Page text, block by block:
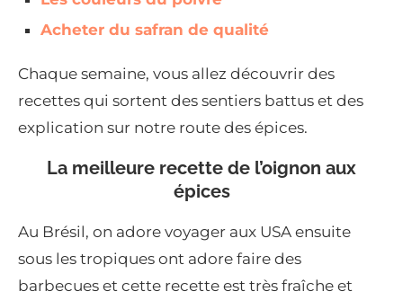
Acheter du safran de qualité
Chaque semaine, vous allez découvrir des
recettes qui sortent des sentiers battus et des
explication sur notre route des épices.
La meilleure recette de l’oignon aux
épices
Au Brésil, on adore voyager aux USA ensuite
sous les tropiques ont adore faire des
barbecues et cette recette est très fraîche et